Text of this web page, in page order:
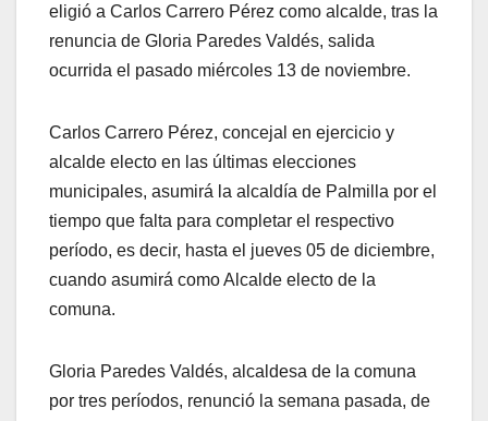
eligió a Carlos Carrero Pérez como alcalde, tras la
renuncia de Gloria Paredes Valdés, salida
ocurrida el pasado miércoles 13 de noviembre.
Carlos Carrero Pérez, concejal en ejercicio y
alcalde electo en las últimas elecciones
municipales, asumirá la alcaldía de Palmilla por el
tiempo que falta para completar el respectivo
período, es decir, hasta el jueves 05 de diciembre,
cuando asumirá como Alcalde electo de la
comuna.
Gloria Paredes Valdés, alcaldesa de la comuna
por tres períodos, renunció la semana pasada, de